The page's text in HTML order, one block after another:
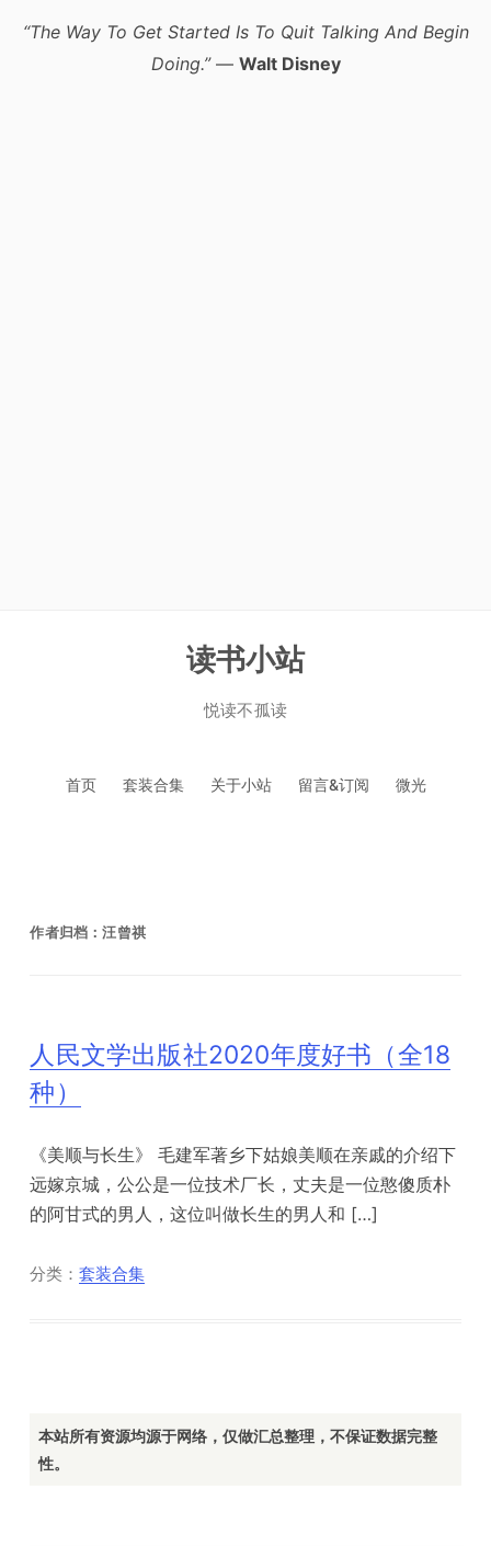
“The Way To Get Started Is To Quit Talking And Begin
Doing.”— Walt Disney
读书小站
悦读不孤读
首页 套装合集 关于小站 留言&订阅 微光
作者归档：汪曾祺
人民文学出版社2020年度好书（全18
种）
《美顺与长生》 毛建军著乡下姑娘美顺在亲戚的介绍下
远嫁京城，公公是一位技术厂长，丈夫是一位憨傻质朴
的阿甘式的男人，这位叫做长生的男人和 […]
分类：套装合集
本站所有资源均源于网络，仅做汇总整理，不保证数据完整
性。